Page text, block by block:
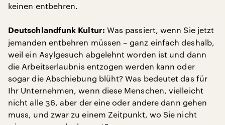
keinen entbehren.
Deutschlandfunk Kultur: Was passiert, wenn Sie jetzt
jemanden entbehren müssen – ganz einfach deshalb,
weil ein Asylgesuch abgelehnt worden ist und dann
die Arbeitserlaubnis entzogen werden kann oder
sogar die Abschiebung blüht? Was bedeutet das für
Ihr Unternehmen, wenn diese Menschen, vielleicht
nicht alle 36, aber der eine oder andere dann gehen
muss, und zwar zu einem Zeitpunkt, wo Sie nicht